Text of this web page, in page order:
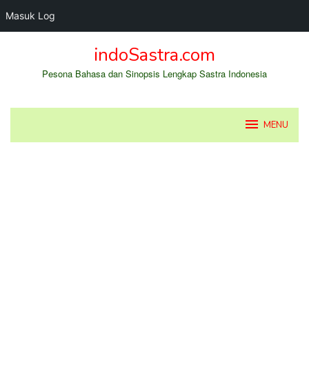
Masuk Log
indoSastra.com
Pesona Bahasa dan Sinopsis Lengkap Sastra Indonesia
MENU